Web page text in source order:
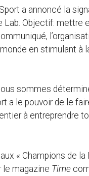
a annoncé la
Lab. Objectif:
en stimulant à
sommes
a le pouvoir de le
à entreprendre
« Champions de
le magazine Time